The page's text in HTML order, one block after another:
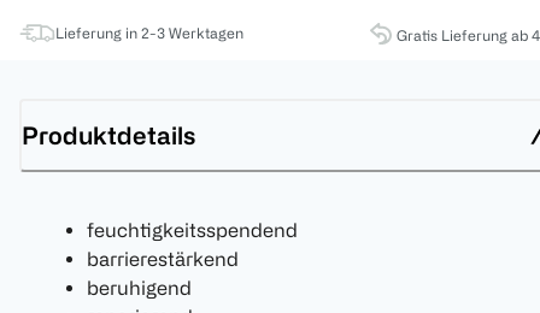
Lieferung in 2-3 Werktagen Gratis Lieferung ab
Produktdetails
feuchtigkeitsspendend
barrierestärkend
beruhigend